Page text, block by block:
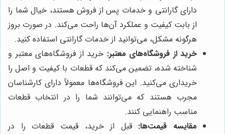
دارای گارانتی و خدمات پس از فروش هستند، خیال شما را
از بابت کیفیت و عملکرد آن‌ها راحت می‌کند. در صورت بروز
هرگونه مشکل، می‌توانید از خدمات گارانتی استفاده کنید.
خرید از فروشگاه‌های معتبر: خرید از فروشگاه‌های معتبر و
شناخته شده، تضمین می‌کند که قطعات با کیفیت و اصل را
خریداری می‌کنید. این فروشگاه‌ها معمولاً دارای کارشناسان
مجرب هستند که می‌توانند شما را در انتخاب قطعات
مناسب راهنمایی کنند.
مقایسه قیمت‌ها: قبل از خرید، قیمت قطعات را در